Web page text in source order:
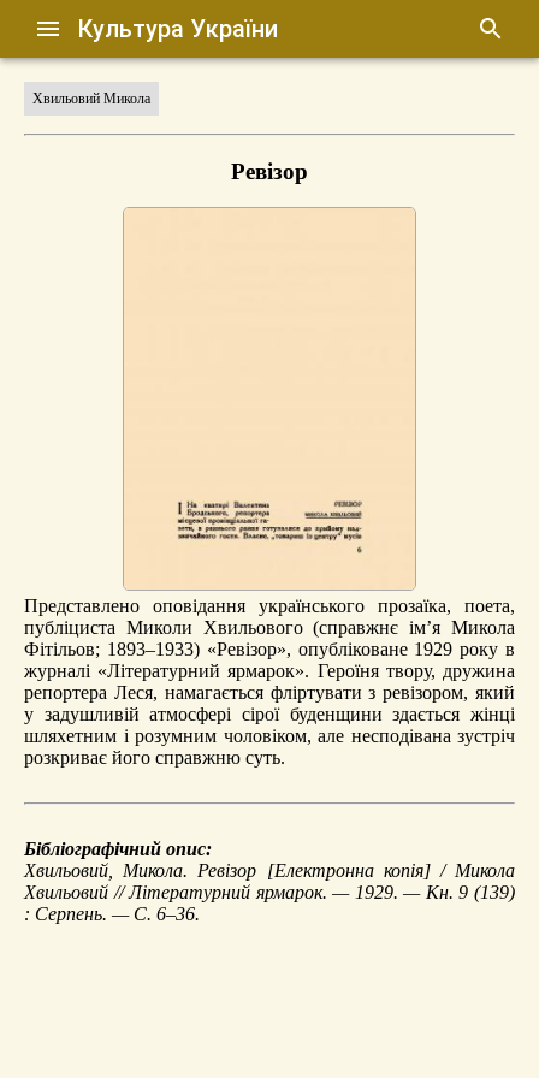
Культура України
Хвильовий Микола
Ревізор
Представлено оповідання українського прозаїка, поета,
публіциста Миколи Хвильового (справжнє ім’я Микола
Фітільов; 1893–1933) «Ревізор», опубліковане 1929 року в
журналі «Літературний ярмарок». Героїня твору, дружина
репортера Леся, намагається фліртувати з ревізором, який
у задушливій атмосфері сірої буденщини здається жінці
шляхетним і розумним чоловіком, але несподівана зустріч
розкриває його справжню суть.
Бібліографічний опис:
Хвильовий, Микола. Ревізор [Електронна копія] / Микола
Хвильовий // Літературний ярмарок. — 1929. — Кн. 9 (139)
: Серпень. — С. 6–36.